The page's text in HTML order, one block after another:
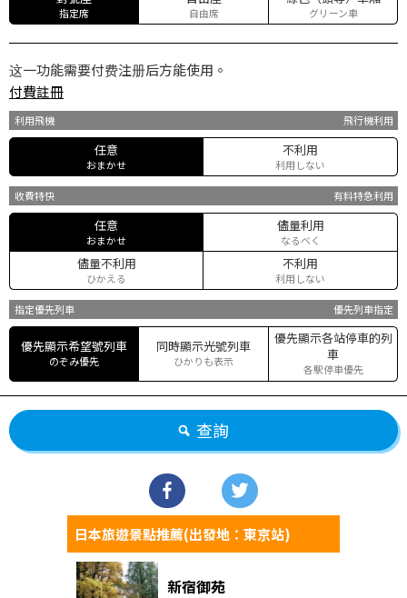
指定席 自由席 グリーン車
这一功能需要付费注册后方能使用。
付費註冊
利用飛機 飛行機利用
任意
おまかせ
不利用
利用しない
收費特快 有料特急利用
任意
おまかせ
儘量利用
なるべく
儘量不利用
ひかえる
不利用
利用しない
指定優先列車 優先列車指定
優先顯示希望號列車
のぞみ優先
同時顯示光號列車
ひかりも表示
優先顯示各站停車的列
車
各駅停車優先
查詢
日本旅遊景點推薦(出發地：東京站)
新宿御苑